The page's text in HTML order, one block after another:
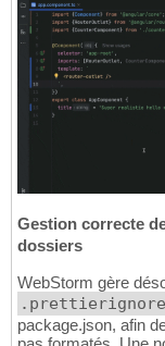
Gestion correcte
dossiers
WebStorm gère
.prettierignore
package.json, afin